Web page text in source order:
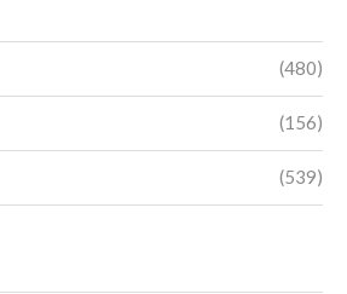
(480)
(156)
(539)